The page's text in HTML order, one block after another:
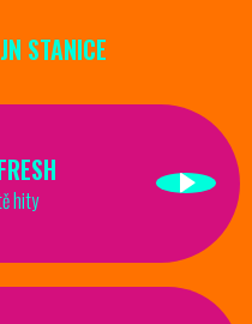
STANICE
hity